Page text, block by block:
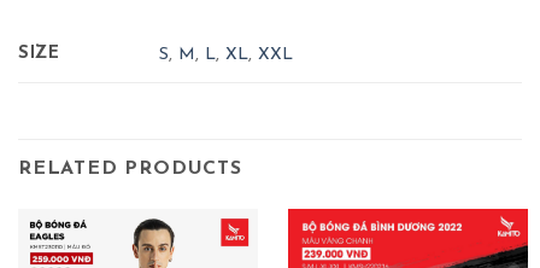
SIZE S, M , L,XL,XXL
RELATED PRODUCTS